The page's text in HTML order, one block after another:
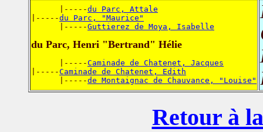
      |-----
du Parc, Attale
|-----du Parc, "Maurice"
      |-----
Guttierez de Moya, Isabelle
du Parc, Henri "Bertrand" Hélie
      |-----
Caminade de Chatenet, Jacques
|-----Caminade de Chatenet, Edith
      |-----
de Montaignac de Chauvance, "Louise"
Retour à